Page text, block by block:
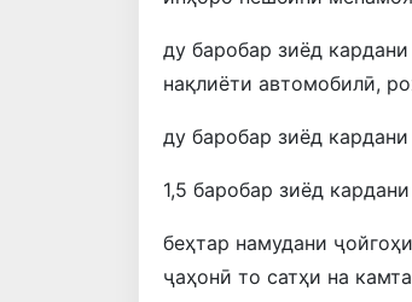
ду баробар зиёд
нақлиёти автомобилӣ,
ду баробар зиёд
1,5 баробар зиёд
беҳтар намудани
ҷаҳонӣ то сатҳи на